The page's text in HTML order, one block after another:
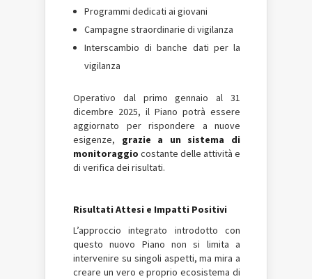
Programmi dedicati ai giovani
Campagne straordinarie di vigilanza
Interscambio di banche dati per la
vigilanza
Operativo dal primo gennaio al 31
dicembre 2025, il Piano potrà essere
aggiornato per rispondere a nuove
esigenze, grazie a un sistema di
monitoraggio costante delle attività e
di verifica dei risultati.
Risultati Attesi e Impatti Positivi
L’approccio integrato introdotto con
questo nuovo Piano non si limita a
intervenire su singoli aspetti, ma mira a
creare un vero e proprio ecosistema di